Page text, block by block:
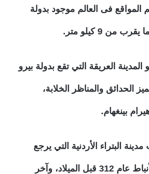
المواقع فى العالم موجود بدولة
من 9 كيلو متر.
العريقة التي تقع بدولة بيرو
الحدائق والمناظر الخلابة،
بينغهام.
البتراء الأردنية التي يرجع
تاريخها إلى دولة الأنباط عام 312 قبل الميلاد، وآخر